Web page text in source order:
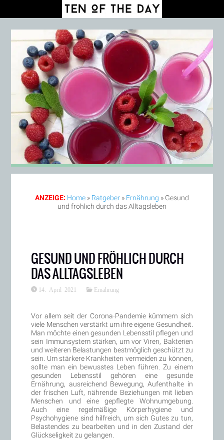
ANZEIGE: Home» Ratgeber» Ernährung » Gesund
und fröhlich durch das Alltagsleben
GESUND UND FRÖHLICH DURCH
DAS ALLTAGSLEBEN
14. April 2021 Ernährung
Vor allem seit der Corona-Pandemie kümmern sich
viele Menschen verstärkt um ihre eigene Gesundheit.
Man möchte einen gesunden Lebensstil pflegen und
sein Immunsystem stärken, um vor Viren, Bakterien
und weiteren Belastungen bestmöglich geschützt zu
sein. Um stärkere Krankheiten vermeiden zu können,
sollte man ein bewusstes Leben führen. Zu einem
gesunden Lebensstil gehören eine gesunde
Ernährung, ausreichend Bewegung, Aufenthalte in
der frischen Luft, nährende Beziehungen mit lieben
Menschen und eine gepflegte Wohnumgebung.
Auch eine regelmäßige Körperhygiene und
Psychohygiene sind hilfreich, um sich Gutes zu tun,
Belastendes zu bearbeiten und in den Zustand der
Glückseligkeit zu gelangen.